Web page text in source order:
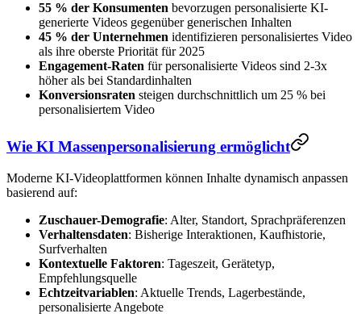
55 % der Konsumenten bevorzugen personalisierte KI-
generierte Videos gegenüber generischen Inhalten
45 % der Unternehmen identifizieren personalisiertes Video
als ihre oberste Priorität für 2025
Engagement-Raten für personalisierte Videos sind 2-3x
höher als bei Standardinhalten
Konversionsraten steigen durchschnittlich um 25 % bei
personalisiertem Video
Wie KI Massenpersonalisierung ermöglicht
Moderne KI-Videoplattformen können Inhalte dynamisch anpassen
basierend auf:
Zuschauer-Demografie: Alter, Standort, Sprachpräferenzen
Verhaltensdaten: Bisherige Interaktionen, Kaufhistorie,
Surfverhalten
Kontextuelle Faktoren: Tageszeit, Gerätetyp,
Empfehlungsquelle
Echtzeitvariablen: Aktuelle Trends, Lagerbestände,
personalisierte Angebote